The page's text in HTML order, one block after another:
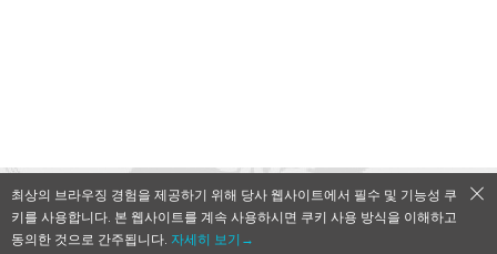
QooApp Limited © 2026
최상의 브라우징 경험을 제공하기 위해 당사 웹사이트에서 필수 및 기능성 쿠
키를 사용합니다. 본 웹사이트를 계속 사용하시면 쿠키 사용 방식을 이해하고
동의한 것으로 간주됩니다. 자세히 보기→